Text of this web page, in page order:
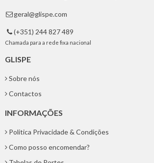
 geral@glispe.com
 (+351) 244 827 489
Chamada para a rede fixa nacional
GLISPE
Sobre nós
Contactos
INFORMAÇÕES
Politica Privacidade & Condições
Como posso encomendar?